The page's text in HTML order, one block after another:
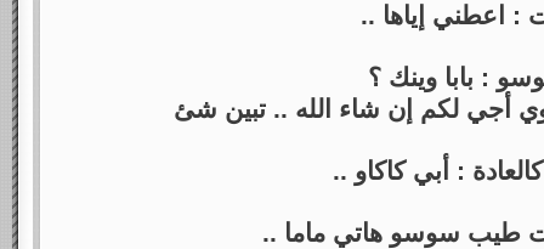
: اعطني إياها ..
: بابا وينك ؟
لكم إن شاء الله .. تبين شئ
: أبي كاكاو ..
طيب سوسو هاتي ماما ..